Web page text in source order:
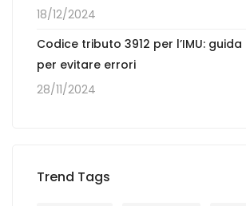
18/12/2024
Codice tributo 3912 per l’IMU:
per evitare errori
28/11/2024
Trend Tags